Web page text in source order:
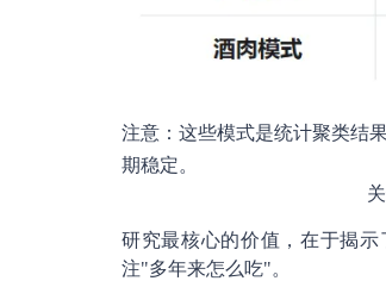
注意：这些模式是统计聚类结
期稳定。
研究最核心的价值，在于揭
注"多年来怎么吃"。